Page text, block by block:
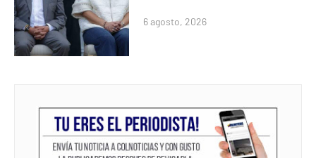
6 agosto, 2026